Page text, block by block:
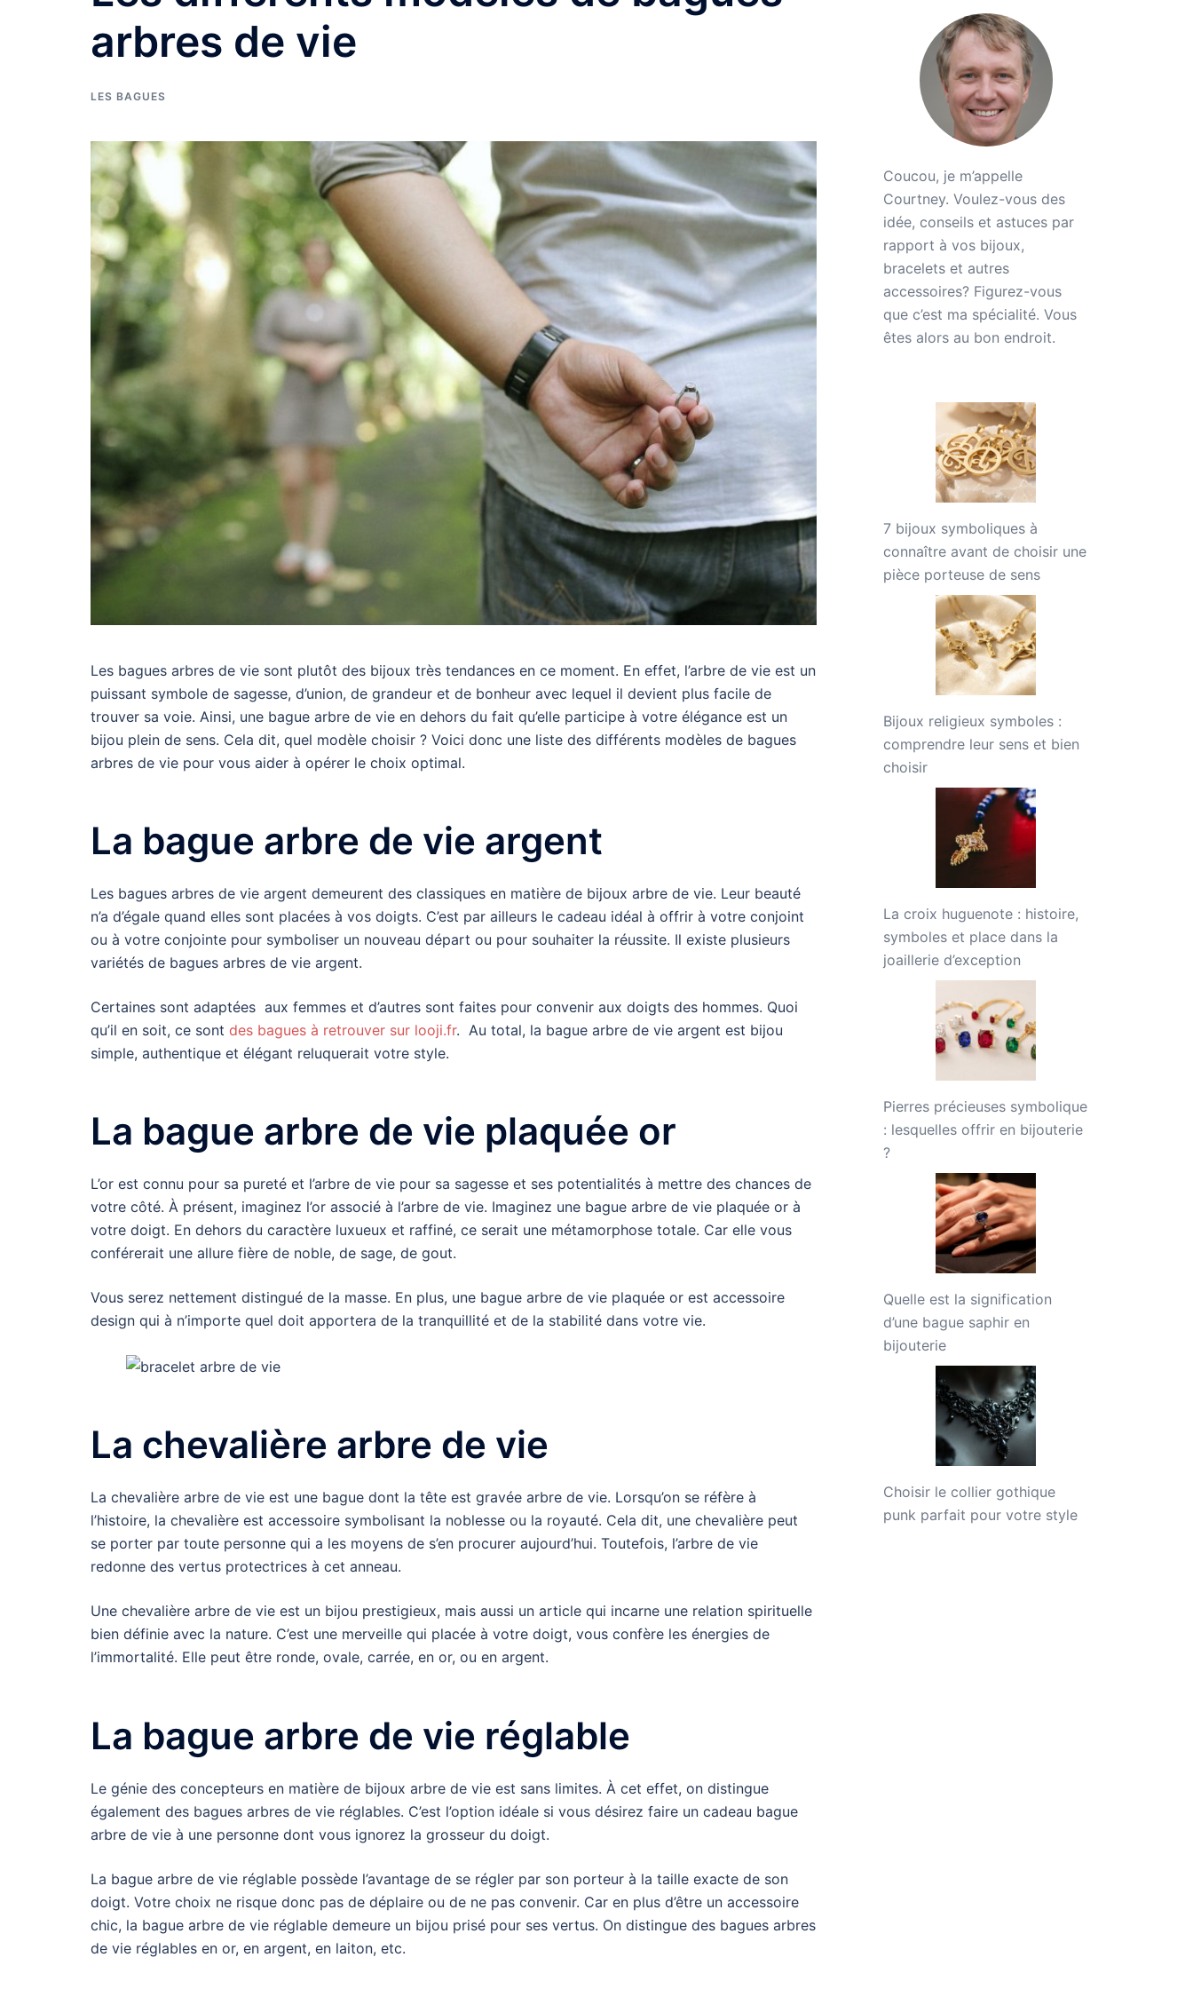
arbres de vie
LES BAGUES
Les bagues arbres de vie sont plutôt des bijoux très tendances en ce moment. En effet, l’arbre de vie est un
puissant symbole de sagesse, d’union, de grandeur et de bonheur avec lequel il devient plus facile de
trouver sa voie. Ainsi, une bague arbre de vie en dehors du fait qu’elle participe à votre élégance est un
bijou plein de sens. Cela dit, quel modèle choisir ? Voici donc une liste des différents modèles de bagues
arbres de vie pour vous aider à opérer le choix optimal.
La bague arbre de vie argent
Les bagues arbres de vie argent demeurent des classiques en matière de bijoux arbre de vie. Leur beauté
n’a d’égale quand elles sont placées à vos doigts. C’est par ailleurs le cadeau idéal à offrir à votre conjoint
ou à votre conjointe pour symboliser un nouveau départ ou pour souhaiter la réussite. Il existe plusieurs
variétés de bagues arbres de vie argent.
Certaines sont adaptées aux femmes et d’autres sont faites pour convenir aux doigts des hommes. Quoi
qu’il en soit, ce sont des bagues à retrouver sur looji.fr. Au total, la bague arbre de vie argent est bijou
simple, authentique et élégant reluquerait votre style.
La bague arbre de vie plaquée or
L’or est connu pour sa pureté et l’arbre de vie pour sa sagesse et ses potentialités à mettre des chances de
votre côté. À présent, imaginez l’or associé à l’arbre de vie. Imaginez une bague arbre de vie plaquée or à
votre doigt. En dehors du caractère luxueux et raffiné, ce serait une métamorphose totale. Car elle vous
conférerait une allure fière de noble, de sage, de gout.
Vous serez nettement distingué de la masse. En plus, une bague arbre de vie plaquée or est accessoire
design qui à n’importe quel doit apportera de la tranquillité et de la stabilité dans votre vie.
La chevalière arbre de vie
La chevalière arbre de vie est une bague dont la tête est gravée arbre de vie. Lorsqu’on se réfère à
l’histoire, la chevalière est accessoire symbolisant la noblesse ou la royauté. Cela dit, une chevalière peut
se porter par toute personne qui a les moyens de s’en procurer aujourd’hui. Toutefois, l’arbre de vie
redonne des vertus protectrices à cet anneau.
Une chevalière arbre de vie est un bijou prestigieux, mais aussi un article qui incarne une relation spirituelle
bien définie avec la nature. C’est une merveille qui placée à votre doigt, vous confère les énergies de
l’immortalité. Elle peut être ronde, ovale, carrée, en or, ou en argent.
La bague arbre de vie réglable
Le génie des concepteurs en matière de bijoux arbre de vie est sans limites. À cet effet, on distingue
également des bagues arbres de vie réglables. C’est l’option idéale si vous désirez faire un cadeau bague
arbre de vie à une personne dont vous ignorez la grosseur du doigt.
La bague arbre de vie réglable possède l’avantage de se régler par son porteur à la taille exacte de son
doigt. Votre choix ne risque donc pas de déplaire ou de ne pas convenir. Car en plus d’être un accessoire
chic, la bague arbre de vie réglable demeure un bijou prisé pour ses vertus. On distingue des bagues arbres
de vie réglables en or, en argent, en laiton, etc.
Coucou, je m’appelle
Courtney. Voulez-vous des
idée, conseils et astuces par
rapport à vos bijoux,
bracelets et autres
accessoires? Figurez-vous
que c’est ma spécialité. Vous
êtes alors au bon endroit.
7 bijoux symboliques à
connaître avant de choisir une
pièce porteuse de sens
Bijoux religieux symboles :
comprendre leur sens et bien
choisir
La croix huguenote : histoire,
symboles et place dans la
joaillerie d’exception
Pierres précieuses symbolique
: lesquelles offrir en bijouterie
?
Quelle est la signification
d’une bague saphir en
bijouterie
Choisir le collier gothique
punk parfait pour votre style